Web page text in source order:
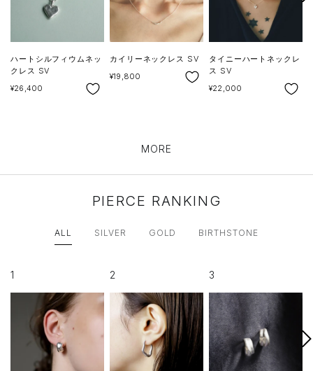
ハートシルフィウムネッ
クレス SV
SALE
¥26,400
カイリーネックレス SV
SALE
¥19,800
タイニーハートネックレ
ス SV
SALE
¥22,000
MORE
PIERCE RANKING
ALL SILVER GOLD BIRTHSTONE
1 2 3
次